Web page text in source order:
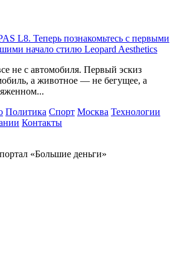
L8. Теперь познакомьтесь с первыми
начало стилю Leopard Aesthetics
не с автомобиля. Первый эскиз
а животное — не бегущее, а
Политика Спорт Москва Технологии
Контакты
«Большие деньги»